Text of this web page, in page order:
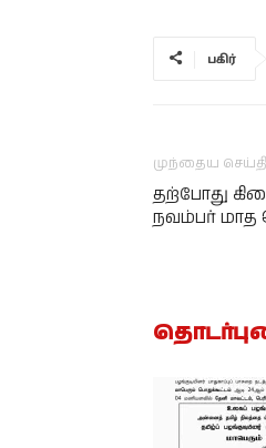
பகிர்
முந்தைய செய்தி
தற்போது
நவம்பர் மாத